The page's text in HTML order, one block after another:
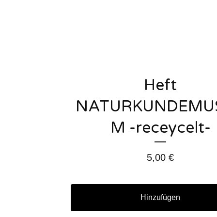
Heft
M -receycelt-
5,00 €
Hinzufügen